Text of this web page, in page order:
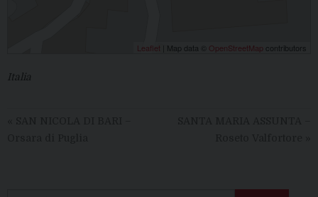
Leaflet | Map data © OpenStreetMap contributors
Italia